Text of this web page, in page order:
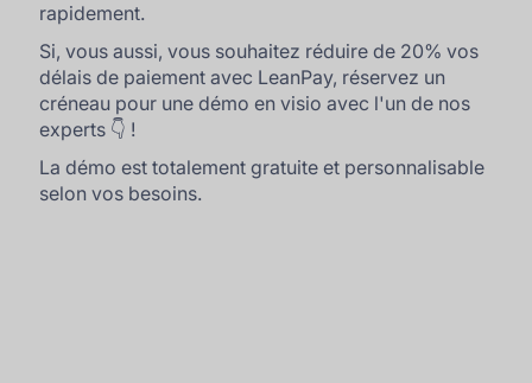
rapidement.
Si, vous aussi, vous souhaitez réduire de 20% vos
délais de paiement avec LeanPay, réservez un
créneau pour une démo en visio avec l'un de nos
experts 👇 !
La démo est totalement gratuite et personnalisable
selon vos besoins.